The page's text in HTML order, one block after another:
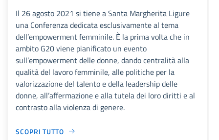
Il 26 agosto 2021 si tiene a Santa Margherita Ligure
una Conferenza dedicata esclusivamente al tema
dell’empowerment femminile. È la prima volta che in
ambito G20 viene pianificato un evento
sull’empowerment delle donne, dando centralità alla
qualità del lavoro femminile, alle politiche per la
valorizzazione del talento e della leadership delle
donne, all’affermazione e alla tutela dei loro diritti e al
contrasto alla violenza di genere.
SCOPRI TUTTO